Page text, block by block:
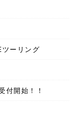
ーリング
付開始！！